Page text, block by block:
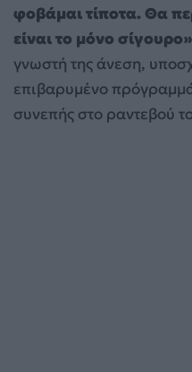
φοβάμαι τίποτα. Θα
είναι το μόνο
γνωστή της άνεση,
επιβαρυμένο
συνεπής στο ραντεβού